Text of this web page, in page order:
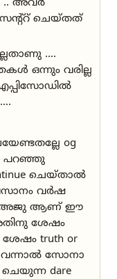
.. അവർ
ചെയ്തത്
....
ഒന്നും വരില്ല
og
പറഞ്ഞു
ചെയ്താൽ
വർഷ
അജു ആണ് ഈ
ശേഷം
truth or
വന്നാൽ സോനാ
dare